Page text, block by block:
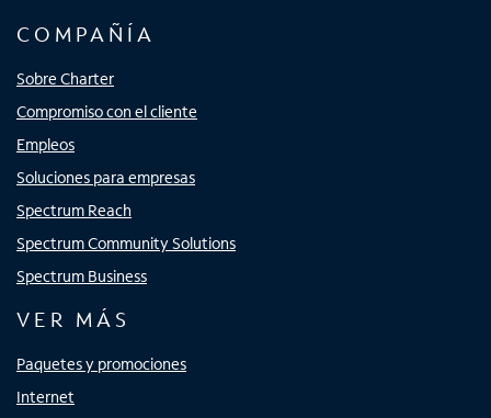
COMPAÑÍA
Sobre Charter
Compromiso con el cliente
Empleos
Soluciones para empresas
Spectrum Reach
Spectrum Community Solutions
Spectrum Business
VER MÁS
Paquetes y promociones
Internet